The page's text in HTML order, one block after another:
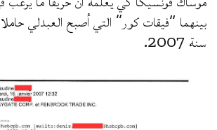
بينهما “فيقات كور” التي أصبح العبدلي
سنة 2007.